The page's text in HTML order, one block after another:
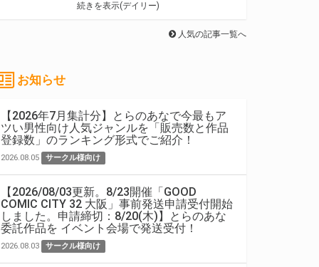
続きを表示(デイリー)
人気の記事一覧へ
お知らせ
【2026年7月集計分】とらのあなで今最もア
ツい男性向け人気ジャンルを「販売数と作品
登録数」のランキング形式でご紹介！
2026.08.05 サークル様向け
【2026/08/03更新。8/23開催「GOOD
COMIC CITY 32 大阪」事前発送申請受付開始
しました。申請締切：8/20(木)】とらのあな
委託作品を イベント会場で発送受付！
2026.08.03 サークル様向け